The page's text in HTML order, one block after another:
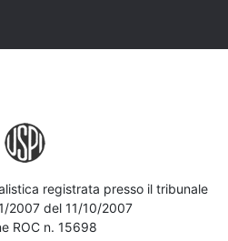
registrata presso il tribunale
2007 del 11/10/2007
ROC n. 15698